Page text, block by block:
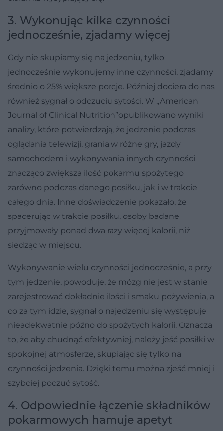
3. Wykonując kilka czynności
jednocześnie, zjadamy więcej
Gdy nie skupiamy się na jedzeniu, tylko
jednocześnie wykonujemy inne czynności, zjadamy
średnio o 25% większe porcje. Później dociera do nas
również sygnał o odczuciu sytości. W „American
Journal of Clinical Nutrition”opublikowano wyniki
analizy, które potwierdzają, że jedzenie podczas
oglądania telewizji, grania w różne gry, jazdy
samochodem i wykonywania innych czynności
znacząco zwiększa ilość pokarmu spożytego
zarówno podczas danego posiłku, jak i w trakcie
całego dnia. Inne doświadczenie pokazało, że
spacerując w trakcie posiłku, osoby badane
przyjmowały ponad dwa razy więcej kalorii, niż
siedząc w miejscu.
Wykonywanie wielu czynności jednocześnie, a przy
tym jedzenie, powoduje, że mózg nie jest w stanie
zarejestrować dokładnie ilości i smaku pożywienia, a
co za tym idzie, sygnał o najedzeniu się występuje
nieadekwatnie późno do spożytych kalorii. Oznacza
to, że aby chudnąć efektywniej, należy jeść posiłki w
spokojnej atmosferze, skupiając się tylko na
czynności jedzenia. Dzięki temu można zjeść mniej i
szybciej poczuć sytość.
4. Odpowiednie łączenie składników
pokarmowych hamuje apetyt